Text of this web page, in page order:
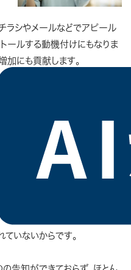
ラシやメールなどでアピール
ールする動機付けにもなりま
加にも貢献します。
デメリット
かはユーザー次第
いないからです。